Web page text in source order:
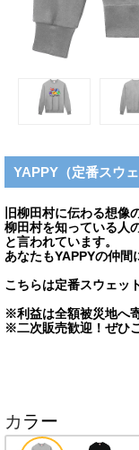
YAPPY（定番スウ
旧柳田村に伝わる想像
柳田村を知っている人
と言われています。
あなたもYAPPYの仲間
こちらは定番スウェッ
※利益は全額被災地へ
※二次販売歓迎！ぜひ
カラー